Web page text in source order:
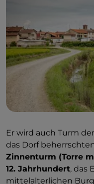
Er wird auch Turm
das Dorf
Zinnenturm (Torre
12. Jahrhundert, das
mittelalterlichen